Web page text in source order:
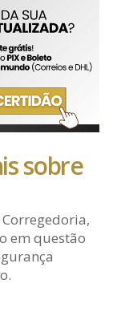
sobre
em questão